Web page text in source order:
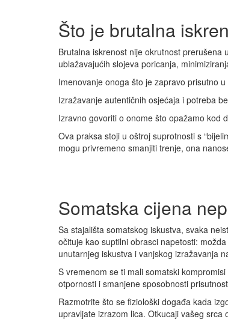
Što je brutalna
Brutalna iskrenost nije okrutnost
ublažavajućih slojeva poricanja,
Imenovanje onoga što je zapravo prisutno
Izražavanje autentičnih osjećaja i potreba
Izravno govoriti o onome što opažamo kod
Ova praksa stoji u oštroj suprotnosti s
mogu privremeno smanjiti trenje, ona
Somatska cijena
Sa stajališta somatskog iskustva, svaka
očituje kao suptilni obrasci napetosti:
unutarnjeg iskustva i vanjskog izražavanja
S vremenom se ti mali somatski
otpornosti i smanjene sposobnosti
Razmotrite što se fiziološki događa kada
upravljate izrazom lica. Otkucaji vašeg